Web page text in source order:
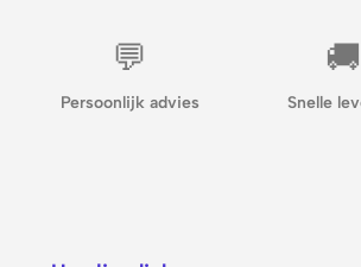
💬
Persoonlijk advies
🚚
Snelle